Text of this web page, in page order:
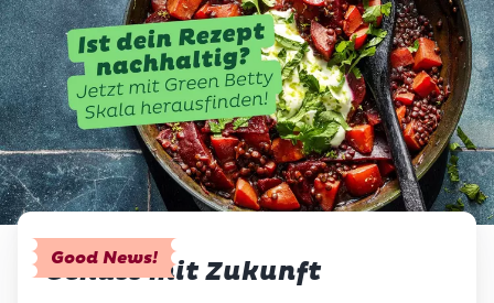
Good News!
Genuss mit Zukunft